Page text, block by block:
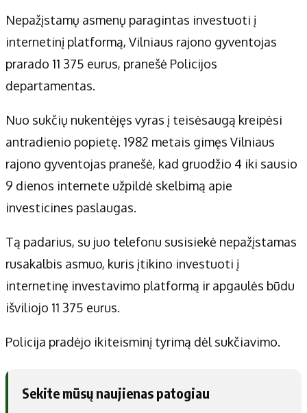
Nepažįstamų asmenų paragintas investuoti į
internetinį platformą, Vilniaus rajono gyventojas
prarado 11 375 eurus, pranešė Policijos
departamentas.
Nuo sukčių nukentėjęs vyras į teisėsaugą kreipėsi
antradienio popietę. 1982 metais gimęs Vilniaus
rajono gyventojas pranešė, kad gruodžio 4 iki sausio
9 dienos internete užpildė skelbimą apie
investicines paslaugas.
Tą padarius, su juo telefonu susisiekė nepažįstamas
rusakalbis asmuo, kuris įtikino investuoti į
internetinę investavimo platformą ir apgaulės būdu
išviliojo 11 375 eurus.
Policija pradėjo ikiteisminį tyrimą dėl sukčiavimo.
Sekite mūsų naujienas patogiau